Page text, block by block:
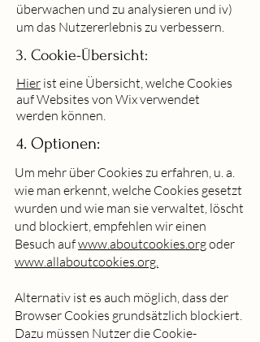
überwachen und zu analysieren und iv)
um das Nutzererlebnis zu verbessern.
3. Cookie-Übersicht:
Hier ist eine Übersicht, welche Cookies
auf Websites von Wix verwendet
werden können.
4. Optionen:
Um mehr über Cookies zu erfahren, u. a.
wie man erkennt, welche Cookies gesetzt
wurden und wie man sie verwaltet, löscht
und blockiert, empfehlen wir einen
Besuch aufwww.aboutcookies.orgoder
www.allaboutcookies.org.
Alternativ ist es auch möglich, dass der
Browser Cookies grundsätzlich blockiert.
Dazu müssen Nutzer die Cookie-